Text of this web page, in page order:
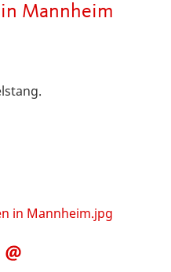
Mannheim
in Mannheim.jpg
Teile
diese